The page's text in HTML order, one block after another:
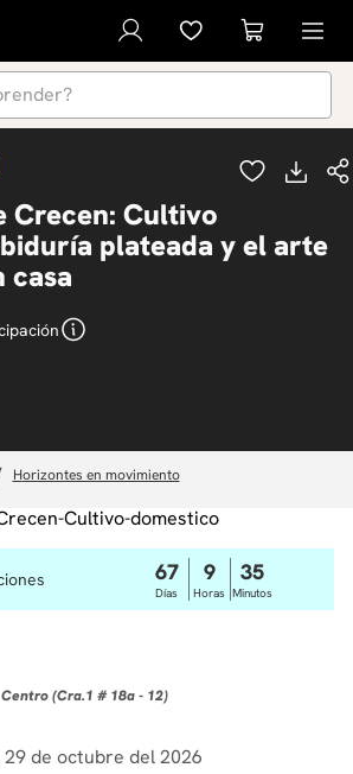
Crecen: Cultivo
plateada y el arte
casa
horizontes en movimiento
67
Días
9
Horas
35
Minutos
(Cra.1 # 18a - 12)
de octubre del 2026